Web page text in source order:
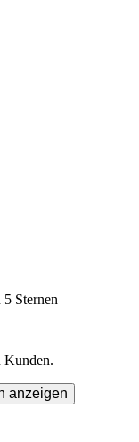
Sternen
Kunden.
anzeigen